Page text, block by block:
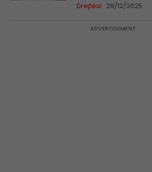
Drejtësi 29/12/2025